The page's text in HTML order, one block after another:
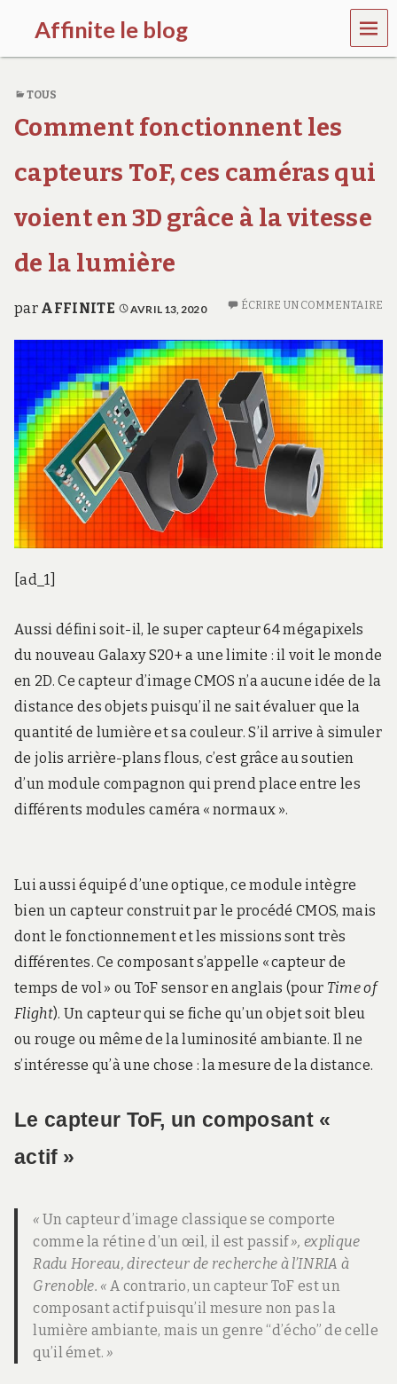
Affinite le blog
e
p
l
u
s
i
MEN
U
TOUS
Comment fonctionnent les
capteurs ToF, ces caméras qui
voient en 3D grâce à la vitesse
de la lumière
par AFFINITE AVRIL 13, 2020 ÉCRIRE UN COMMENTAIRE
[ad_1]
Aussi défini soit-il, le super capteur 64 mégapixels
du nouveau Galaxy S20+ a une limite : il voit le monde
en 2D. Ce capteur d’image CMOS n’a aucune idée de la
distance des objets puisqu’il ne sait évaluer que la
quantité de lumière et sa couleur. S’il arrive à simuler
de jolis arrière-plans flous, c’est grâce au soutien
d’un module compagnon qui prend place entre les
différents modules caméra « normaux ».
Lui aussi équipé d’une optique, ce module intègre
bien un capteur construit par le procédé CMOS, mais
dont le fonctionnement et les missions sont très
différentes. Ce composant s’appelle « capteur de
temps de vol » ou ToF sensor en anglais (pour Time of
Flight). Un capteur qui se fiche qu’un objet soit bleu
ou rouge ou même de la luminosité ambiante. Il ne
s’intéresse qu’à une chose : la mesure de la distance.
Le capteur ToF, un composant «
actif »
« Un capteur d’image classique se comporte
comme la rétine d’un œil, il est passif», explique
Radu Horeau, directeur de recherche à l’INRIA à
Grenoble. «A contrario, un capteur ToF est un
composant actif puisqu’il mesure non pas la
lumière ambiante, mais un genre “d’écho” de celle
qu’il émet.»